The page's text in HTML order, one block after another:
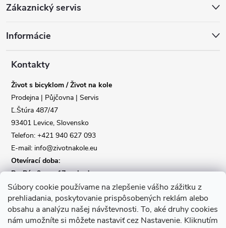
Súbory cookie používame na zlepšenie vášho zážitku z
prehliadania, poskytovanie prispôsobených reklám alebo
obsahu a analýzu našej návštevnosti. To, aké druhy cookies
nám umožníte si môžete nastaviť cez Nastavenie. Kliknutím
p
Zákaznický servis
Informácie
Kontakty
Život s bicyklom / Život na kole
Prodejna | Půjčovna | Servis
Ľ.Štúra 487/47
93401 Levice, Slovensko
Telefon: +421 940 627 093
E-mail: info@zivotnakole.eu
Otevírací doba:
Po-Pá : 9,oo - 17,oo hod
So : 9,oo - 12,oo | Ne : Zavřeno
Kontaktní formulář